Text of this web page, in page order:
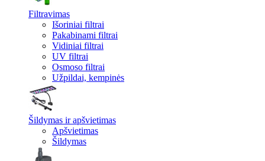
Filtravimas
Išoriniai filtrai
Pakabinami filtrai
Vidiniai filtrai
UV filtrai
Osmoso filtrai
Užpildai, kempinės
Šildymas ir apšvietimas
Apšvietimas
Šildymas